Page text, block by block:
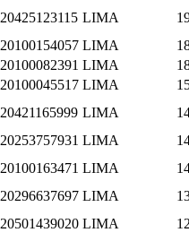
20425123115 LIMA
20100154057 LIMA
20100082391 LIMA
20100045517 LIMA
20421165999 LIMA
20253757931 LIMA
20100163471 LIMA
20296637697 LIMA
20501439020 LIMA